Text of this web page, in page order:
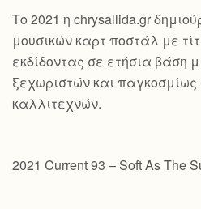
Το 2021 η chrysallida.gr
μουσικών καρτ ποστάλ με
εκδίδοντας σε ετήσια βάση
ξεχωριστών και
καλλιτεχνών.
2021 Current 93 – Soft As The